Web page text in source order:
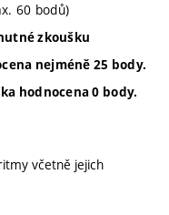
60 bodů)
zkoušku
nejméně 25 body.
hodnocena 0 body.
včetně jejich